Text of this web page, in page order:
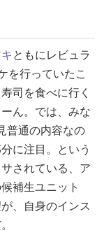
ともにレビュラ
を行っていたこ
司を食べに行く
ん。では、みな
普通の内容なの
に注目。という
されている、ア
補生ユニット
、自身のインス